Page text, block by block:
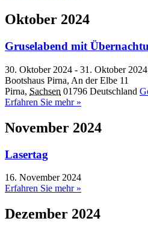
Oktober 2024
Gruselabend mit
30. Oktober 2024 - 31. Oktober 2024
Bootshaus Pirna, An der Elbe 11
Pirna, Sachsen 01796 Deutschland
Erfahren Sie mehr »
November 2024
Lasertag
16. November 2024
Erfahren Sie mehr »
Dezember 2024